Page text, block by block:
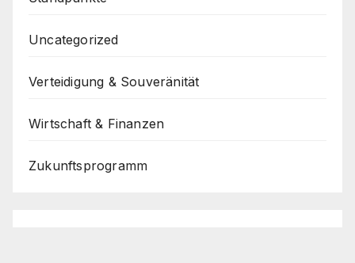
Uncategorized
Verteidigung & Souveränität
Wirtschaft & Finanzen
Zukunftsprogramm